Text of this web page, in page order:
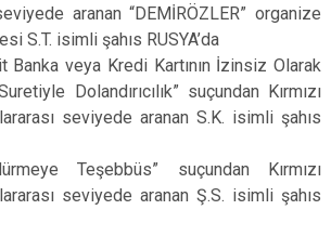
aranan “DEMİRÖZLER” organize
S.T. isimli şahıs RUSYA’da
Banka veya Kredi Kartının İzinsiz Olarak
Dolandırıcılık” suçundan Kırmızı
seviyede aranan S.K. isimli şahıs
Teşebbüs” suçundan Kırmızı
seviyede aranan Ş.S. isimli şahıs